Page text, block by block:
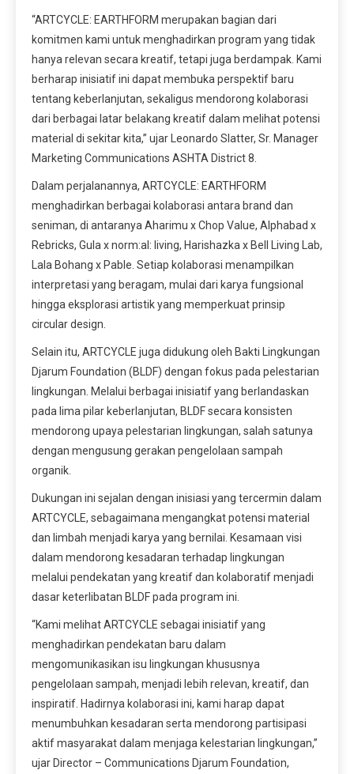
“ARTCYCLE: EARTHFORM merupakan bagian dari
komitmen kami untuk menghadirkan program yang tidak
hanya relevan secara kreatif, tetapi juga berdampak. Kami
berharap inisiatif ini dapat membuka perspektif baru
tentang keberlanjutan, sekaligus mendorong kolaborasi
dari berbagai latar belakang kreatif dalam melihat potensi
material di sekitar kita,” ujar Leonardo Slatter, Sr. Manager
Marketing Communications ASHTA District 8.
Dalam perjalanannya, ARTCYCLE: EARTHFORM
menghadirkan berbagai kolaborasi antara brand dan
seniman, di antaranya Aharimu x Chop Value, Alphabad x
Rebricks, Gula x norm:al: living, Harishazka x Bell Living Lab,
Lala Bohang x Pable. Setiap kolaborasi menampilkan
interpretasi yang beragam, mulai dari karya fungsional
hingga eksplorasi artistik yang memperkuat prinsip
circular design.
Selain itu, ARTCYCLE juga didukung oleh Bakti Lingkungan
Djarum Foundation (BLDF) dengan fokus pada pelestarian
lingkungan. Melalui berbagai inisiatif yang berlandaskan
pada lima pilar keberlanjutan, BLDF secara konsisten
mendorong upaya pelestarian lingkungan, salah satunya
dengan mengusung gerakan pengelolaan sampah
organik.
Dukungan ini sejalan dengan inisiasi yang tercermin dalam
ARTCYCLE, sebagaimana mengangkat potensi material
dan limbah menjadi karya yang bernilai. Kesamaan visi
dalam mendorong kesadaran terhadap lingkungan
melalui pendekatan yang kreatif dan kolaboratif menjadi
dasar keterlibatan BLDF pada program ini.
“Kami melihat ARTCYCLE sebagai inisiatif yang
menghadirkan pendekatan baru dalam
mengomunikasikan isu lingkungan khususnya
pengelolaan sampah, menjadi lebih relevan, kreatif, dan
inspiratif. Hadirnya kolaborasi ini, kami harap dapat
menumbuhkan kesadaran serta mendorong partisipasi
aktif masyarakat dalam menjaga kelestarian lingkungan,”
ujar Director – Communications Djarum Foundation,